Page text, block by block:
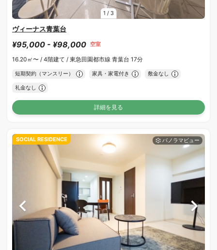
1 / 3
ヴィーナス青葉台
¥95,000 - ¥98,000 空室
16.20㎡〜 / 4階建て / 東急田園都市線 青葉台 17分
短期契約（マンスリー） 家具・家電付き 敷金なし
礼金なし
詳細を見る
SOCIAL RESIDENCE